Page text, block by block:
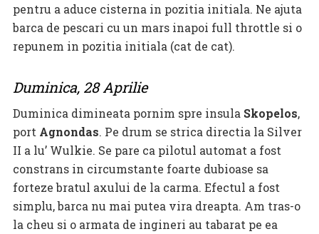
pentru a aduce cisterna in pozitia initiala. Ne ajuta
barca de pescari cu un mars inapoi full throttle si o
repunem in pozitia initiala (cat de cat).
Duminica, 28 Aprilie
Duminica dimineata pornim spre insula Skopelos,
port Agnondas. Pe drum se strica directia la Silver
II a lu’ Wulkie. Se pare ca pilotul automat a fost
constrans in circumstante foarte dubioase sa
forteze bratul axului de la carma. Efectul a fost
simplu, barca nu mai putea vira dreapta. Am tras-o
la cheu si o armata de ingineri au tabarat pe ea